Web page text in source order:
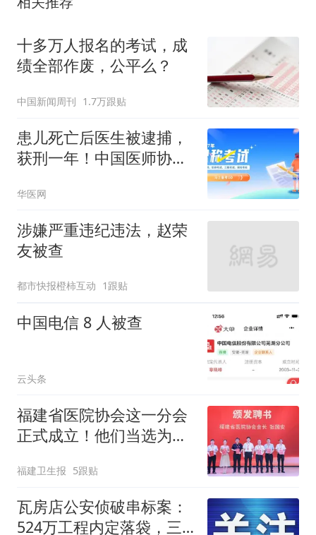
十多万人报名的考试，成
绩全部作废，公平么？
中国新闻周刊 1.7万跟贴
患儿死亡后医生被逮捕，
获刑一年！中国医师协会
华医网
涉嫌严重违纪违法，赵荣
友被查
都市快报橙柿互动 1跟贴
中国电信 8 人被查
云头条
福建省医院协会这一分会
正式成立！他们当选为首
福建卫生报 5跟贴
瓦房店公安侦破串标案：
524万工程内定落袋，三